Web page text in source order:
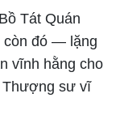
Tát Quán
còn đó — lặng
vĩnh hằng cho
Thượng sư vĩ